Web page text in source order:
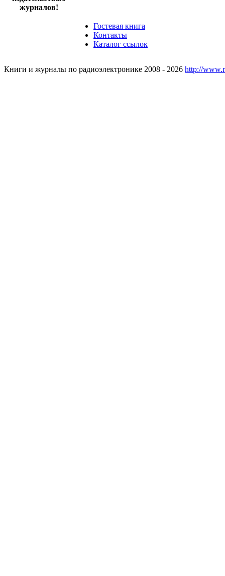
журналов!
Гостевая книга
Контакты
Каталог ссылок
Книги и журналы по радиоэлектронике 2008 - 2026 http://